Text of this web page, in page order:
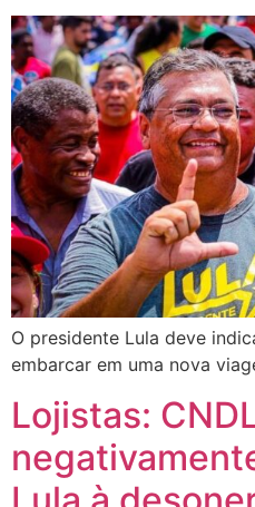
O presidente Lula deve
embarcar em uma nova
Lojistas: